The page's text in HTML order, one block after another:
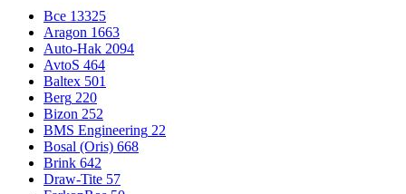
Все 13325
Aragon 1663
Auto-Hak 2094
AvtoS 464
Baltex 501
Berg 220
Bizon 252
BMS Engineering 22
Bosal (Oris) 668
Brink 642
Draw-Tite 57